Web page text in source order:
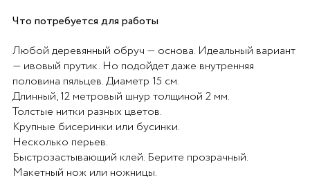
Что потребуется для работы
Любой деревянный обруч — основа. Идеальный вариант
— ивовый прутик. Но подойдет даже внутренняя
половина пяльцев. Диаметр 15 см.
Длинный, 12 метровый шнур толщиной 2 мм.
Толстые нитки разных цветов.
Крупные бисеринки или бусинки.
Несколько перьев.
Быстрозастывающий клей. Берите прозрачный.
Макетный нож или ножницы.